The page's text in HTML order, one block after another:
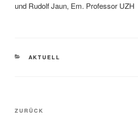
und Rudolf Jaun, Em. Professor UZH
KATEGORIEN
AKTUELL
Beitragsnavigation
Vorheriger
ZURÜCK